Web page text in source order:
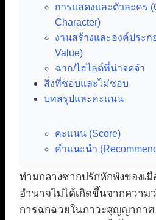
การแสดงและตัวละคร
Character)
งานสร้างและองค์ประก
Value)
ฉาก/ไฮไลต์ที่น่าจดจำ
สิ่งที่ชอบและไม่ชอบ
บทสรุปและคะแนน
คะแนน (Score)
คำแนะนำ
ท่ามกลางซากปรักหักพังของเ
อำนาจไม่ได้เกิดขึ้นจากความ
การฉกฉวยในภาวะสุญญากาศ